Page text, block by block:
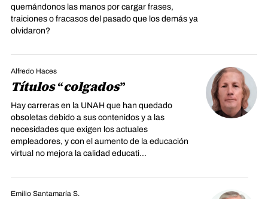
quemándonos las manos por cargar frases,
traiciones o fracasos del pasado que los demás ya
olvidaron?
Alfredo Haces
Títulos “colgados”
Hay carreras en la UNAH que han quedado
obsoletas debido a sus contenidos y a las
necesidades que exigen los actuales
empleadores, y con el aumento de la educación
virtual no mejora la calidad educati...
Emilio Santamaría S.